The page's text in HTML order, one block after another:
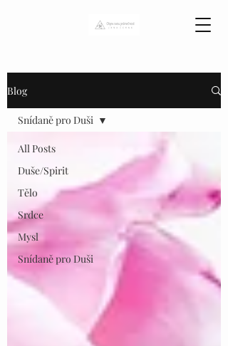
Blog
All Posts
Duše/Spirit
Tělo
Srdce
Mysl
Snídaně pro Duši
Snídaně pro Duši